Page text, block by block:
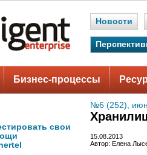
Новости
Бизнес-процессы
свои
№6 (252),
15.08.2013
Автор: Елена